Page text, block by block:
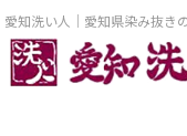
愛知洗い人｜愛知県染み抜き